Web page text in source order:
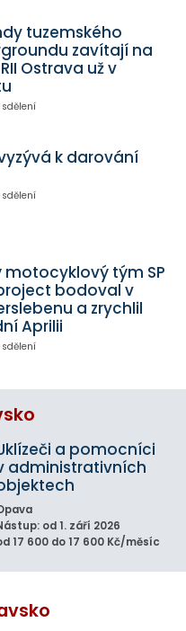
tuzemského
zavítají na
Ostrava už v
sdělení
k darování
sdělení
motocyklový tým SP
bodoval v
a zrychlil
Aprilii
sdělení
a pomocníci
administrativních
od 1. září 2026
17 600 do 17 600 Kč/měsíc